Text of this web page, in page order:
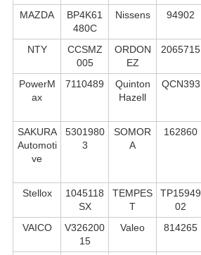
MAZDA
BP4K61
480C
Nissens 94902
NTY
CCSMZ
005
ORDON
EZ
2065715
PowerM
ax
7110489
Quinton
Hazell
QCN393
SAKURA
Automoti
ve
5301980
3
SOMOR
A
162860
Stellox
1045118
SX
TEMPES
T
TP15949
02
VAICO
V326200
15
Valeo 814265